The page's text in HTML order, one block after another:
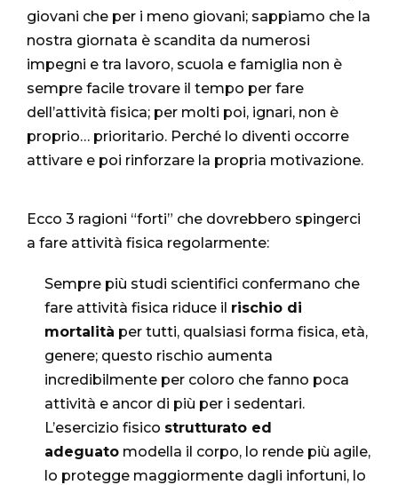
giovani che per i meno giovani; sappiamo che la
nostra giornata è scandita da numerosi
impegni e tra lavoro, scuola e famiglia non è
sempre facile trovare il tempo per fare
dell’attività fisica; per molti poi, ignari, non è
proprio… prioritario. Perché lo diventi occorre
attivare e poi rinforzare la propria motivazione.
Ecco 3 ragioni “forti” che dovrebbero spingerci
a fare attività fisica regolarmente:
Sempre più studi scientifici confermano che
fare attività fisica riduce il rischio di
mortalità per tutti, qualsiasi forma fisica, età,
genere; questo rischio aumenta
incredibilmente per coloro che fanno poca
attività e ancor di più per i sedentari.
L’esercizio fisico strutturato ed
adeguato modella il corpo, lo rende più agile,
lo protegge maggiormente dagli infortuni, lo